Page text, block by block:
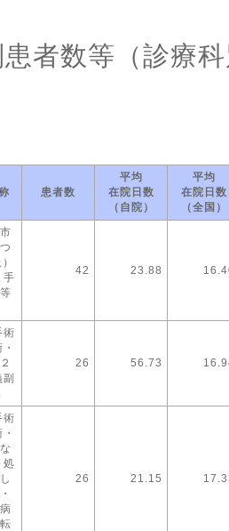
者数等（診療
患者数
平均
在院日数
（自院）
平均
在院日数
（全国）
手
42 23.88
術
26 56.73
術
処
26 21.15